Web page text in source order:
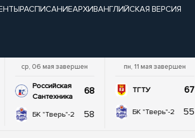
РАСПИСАНИЕАРХИВАНГЛИЙСКАЯ ВЕРСИЯ
ср, 06 мая завершен
Российская
Сантехника
68
БК "Тверь"-2 58
пн, 11 мая завершен
ТГТУ 67
БК "Тверь"-2 55